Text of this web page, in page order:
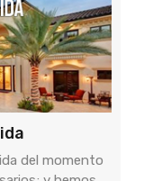
del momento